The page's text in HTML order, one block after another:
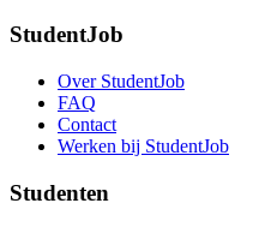
StudentJob
Over StudentJob
FAQ
Contact
Werken bij StudentJob
Studenten